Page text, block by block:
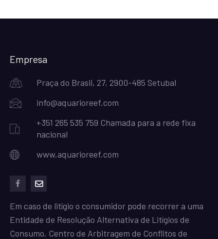
Empresa
Praça do Brasil, 27, 2900-485 Setubal
info@aquarioreef.com
+351 265 535 759 Chamada para a rede fixa
nacional
www.aquarioreef.com
Em caso de litígio o consumidor pode recorrer a uma
Entidade de Resolução Alternativa de Litígios de
Consumo. Centro de Arbitragem de Conflitos de